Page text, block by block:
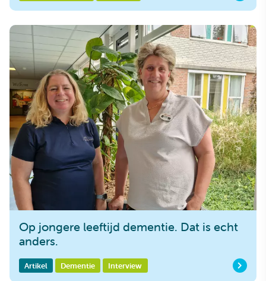
Op jongere leeftijd dementie. Dat is echt
anders.
Artikel Dementie Interview